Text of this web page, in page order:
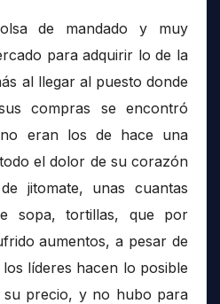
de mandado y muy
para adquirir lo de la
al llegar al puesto donde
compras se encontró
eran los de hace una
el dolor de su corazón
jitomate, unas cuantas
sopa, tortillas, que por
aumentos, a pesar de
líderes hacen lo posible
precio, y no hubo para